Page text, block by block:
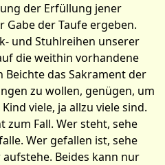
der Erfüllung jener
Gabe der Taufe ergeben.
und Stuhlreihen unserer
die weithin vorhandene
das Sakrament der
zu wollen, genügen, um
viele, ja allzu viele sind.
Fall. Wer steht, sehe
Wer gefallen ist, sehe
Beides kann nur